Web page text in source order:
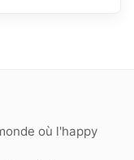
où l'happy